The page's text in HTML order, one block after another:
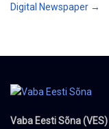
Digital Newspaper →
Vaba Eesti Sõna (VES)